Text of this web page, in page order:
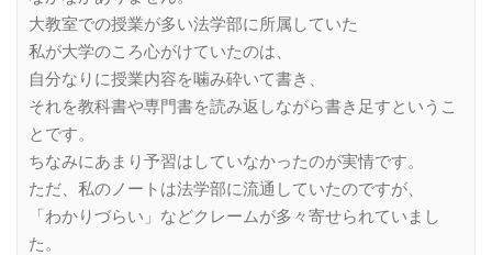
大教室での授業が多い法学部に所属していた
私が大学のころ心がけていたのは、
自分なりに授業内容を噛み砕いて書き、
それを教科書や専門書を読み返しながら書き足すというこ
とです。
ちなみにあまり予習はしていなかったのが実情です。
ただ、私のノートは法学部に流通していたのですが、
「わかりづらい」などクレームが多々寄せられていまし
た。